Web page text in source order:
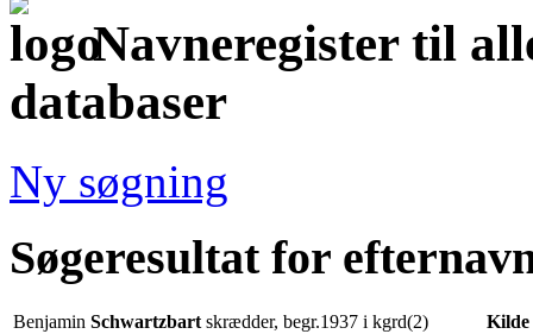
Navneregister til
databaser
Ny søgning
Søgeresultat for
Benjamin Schwartzbart skrædder, begr.1937 i kgrd(2)
Kilde